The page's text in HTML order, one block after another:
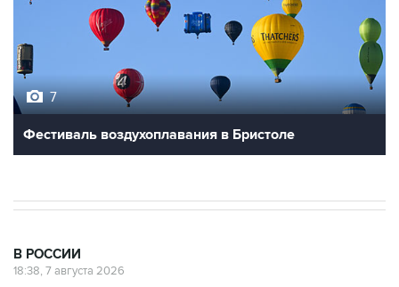
7
Фестиваль воздухоплавания в Бристоле
В РОССИИ
18:38, 7 августа 2026